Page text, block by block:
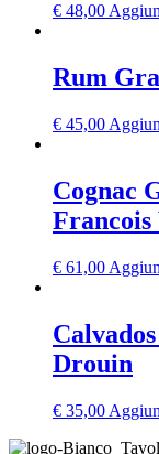
€ 48,00
Rum
€ 45,00
Cognac
Francois
€ 61,00
Drouin
€ 35,00